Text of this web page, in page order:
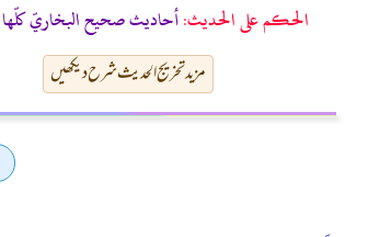
الحكم على الحديث:أحاديث صحيح البخاريّ
مزید تخریج الحدیث شرح دیکھیں